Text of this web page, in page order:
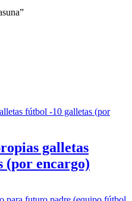
galletas
(por encargo)